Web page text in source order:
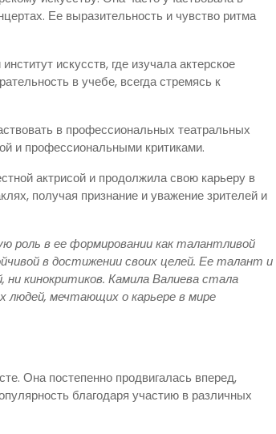
Ее выразительность и чувство ритма
искусств, где изучала актерское
в учебе, всегда стремясь к
в профессиональных театральных
и профессиональными критиками.
актрисой и продолжила свою карьеру в
получая признание и уважение зрителей и
роль в ее формировании как талантливой
в достижении своих целей. Ее талант и
кинокритиков. Камила Валиева стала
людей, мечтающих о карьере в мире
Она постепенно продвигалась вперед,
благодаря участию в различных